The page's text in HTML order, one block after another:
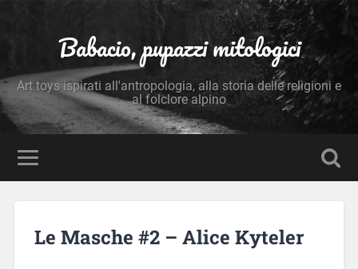
Babacio, pupazzi mitologici
Art toys ispirati all'antropologia, alla storia delle religioni e
al folclore alpino
Le Masche #2 – Alice Kyteler